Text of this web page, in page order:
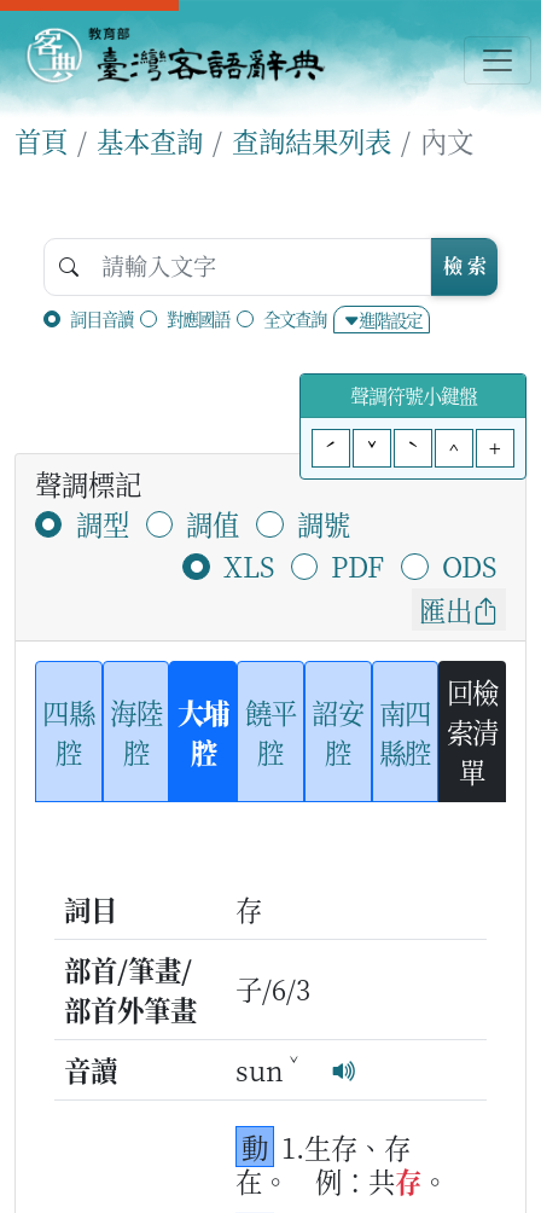
首頁 基本查詢 查詢結果列表 內文
詞目音讀 對應國語 全文查詢 進階設定
檢 索
聲調符號小鍵盤
ˊ
ˇ ˋ ^ +
聲調標記
調型
調值
調號
XLS
PDF
ODS
匯出
四縣
腔
海陸
腔
大埔
腔
饒平
腔
詔安
腔
南四
縣腔
回檢
索清
單
詞目
存
部首/筆畫/
部首外筆畫
子/6/3
音讀 sun ˇ
動 1.生存、存
在。
例：共存 。